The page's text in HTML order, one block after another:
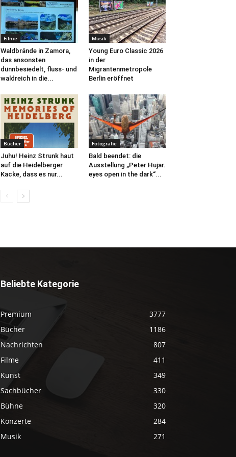
Filme
Waldbrände in Zamora,
das ansonsten
dünnbesiedelt, fluss- und
waldreich in die...
Musik
Young Euro Classic 2026
in der
Migrantenmetropole
Berlin eröffnet
Bücher
Juhu! Heinz Strunk haut
auf die Heidelberger
Kacke, dass es nur...
Fotografie
Bald beendet: die
Ausstellung „Peter Hujar.
eyes open in the dark“...
Beliebte Kategorie
Premium
3777
Bücher
1186
Nachrichten
807
Filme
411
Kunst
349
Sachbücher
330
Bühne
320
Konzerte
284
Musik
271